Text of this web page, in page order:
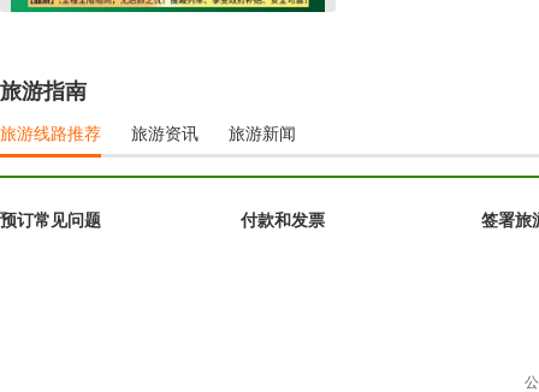
旅游指南
旅游线路推荐 旅游资讯 旅游新闻
预订常见问题 付款和发票 签署旅